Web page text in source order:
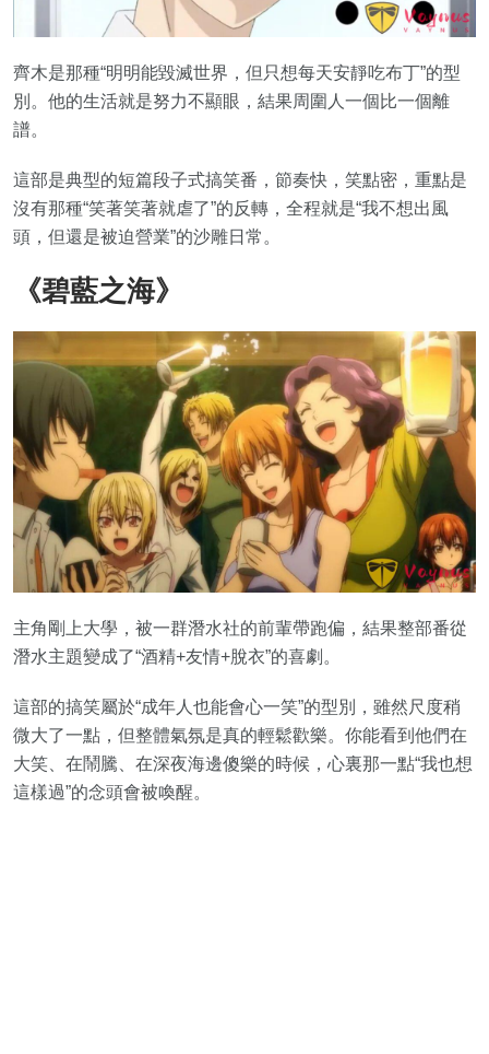
齊木是那種“明明能毀滅世界，但只想每天安靜吃布丁”的型
別。他的生活就是努力不顯眼，結果周圍人一個比一個離
譜。
這部是典型的短篇段子式搞笑番，節奏快，笑點密，重點是
沒有那種“笑著笑著就虐了”的反轉，全程就是“我不想出風
頭，但還是被迫營業”的沙雕日常。
《碧藍之海》
主角剛上大學，被一群潛水社的前輩帶跑偏，結果整部番從
潛水主題變成了“酒精+友情+脫衣”的喜劇。
這部的搞笑屬於“成年人也能會心一笑”的型別，雖然尺度稍
微大了一點，但整體氣氛是真的輕鬆歡樂。你能看到他們在
大笑、在鬧騰、在深夜海邊傻樂的時候，心裏那一點“我也想
這樣過”的念頭會被喚醒。